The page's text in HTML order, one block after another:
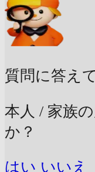
質問に答えて
本人 / 家族
か？
はい いいえ